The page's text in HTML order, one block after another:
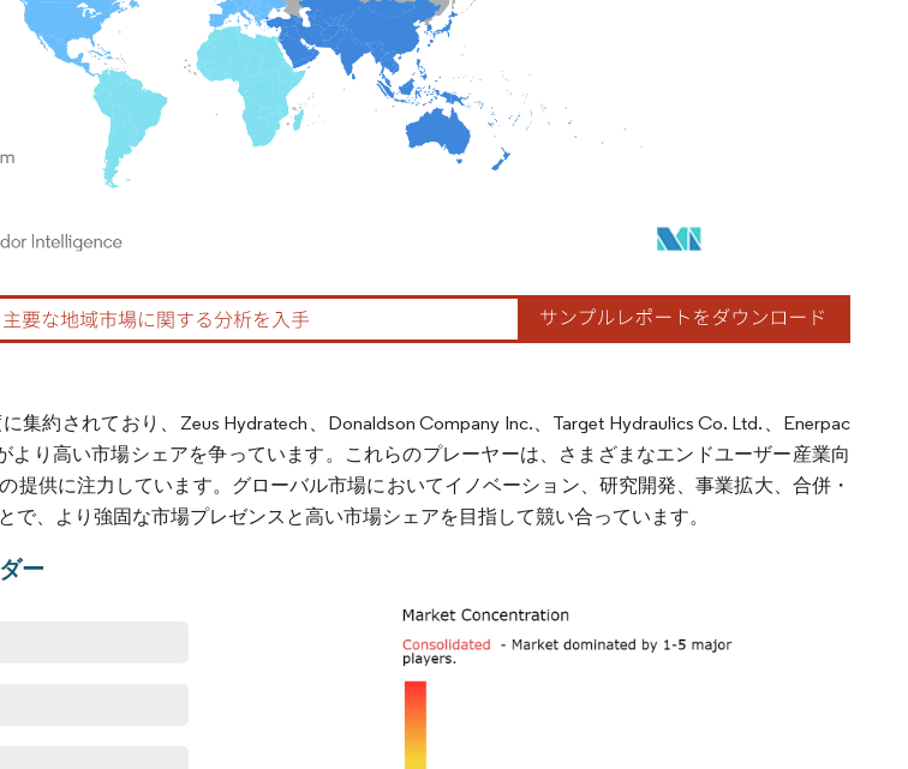
CC BY 4.0の表示が必要です。
集約されており、Zeus Hydratech、Donaldson Company Inc.、Target Hydraulics Co. Ltd.、Enerpac
より高い市場シェアを争っています。これらのプレーヤーは、さまざまなエンドユーザー産業向
提供に注力しています。グローバル市場においてイノベーション、研究開発、事業拡大、合併・
で、より強固な市場プレゼンスと高い市場シェアを目指して競い合っています。
ー